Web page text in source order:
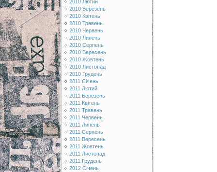
2010 Лютий
2010 Березень
2010 Квітень
2010 Травень
2010 Червень
2010 Липень
2010 Серпень
2010 Вересень
2010 Жовтень
2010 Листопад
2010 Грудень
2011 Січень
2011 Лютий
2011 Березень
2011 Квітень
2011 Травень
2011 Червень
2011 Липень
2011 Серпень
2011 Вересень
2011 Жовтень
2011 Листопад
2011 Грудень
2012 Січень